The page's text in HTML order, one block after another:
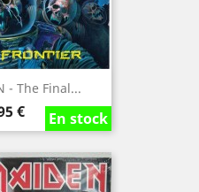
- The Final...
En stock
€ En stock
En stock